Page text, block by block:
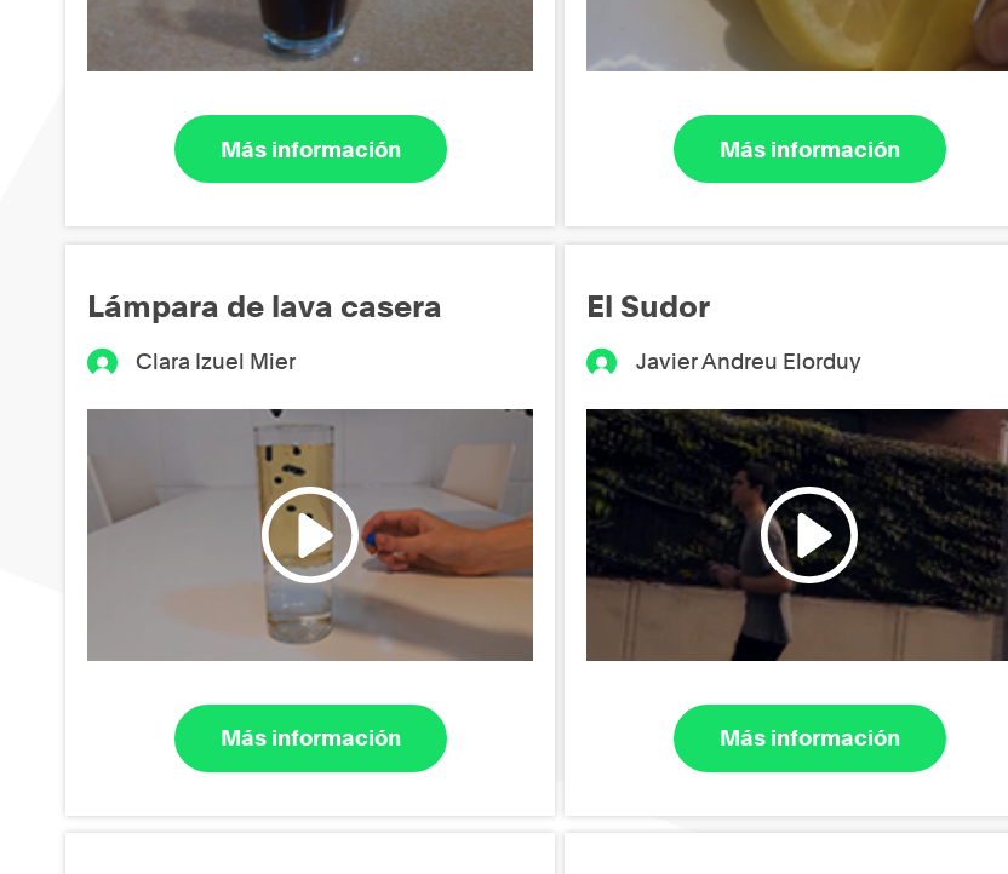
Más información Más información
Lámpara de lava casera
Clara Izuel Mier
Más información
El Sudor
Javier Andreu Elorduy
Más información